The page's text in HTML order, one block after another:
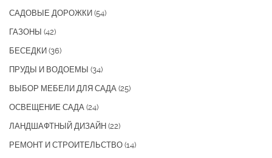
САДОВЫЕ ДОРОЖКИ (54)
ГАЗОНЫ (42)
БЕСЕДКИ (36)
ПРУДЫ И ВОДОЕМЫ (34)
ВЫБОР МЕБЕЛИ ДЛЯ САДА (25)
ОСВЕЩЕНИЕ САДА (24)
ЛАНДШАФТНЫЙ ДИЗАЙН (22)
РЕМОНТ И СТРОИТЕЛЬСТВО (14)